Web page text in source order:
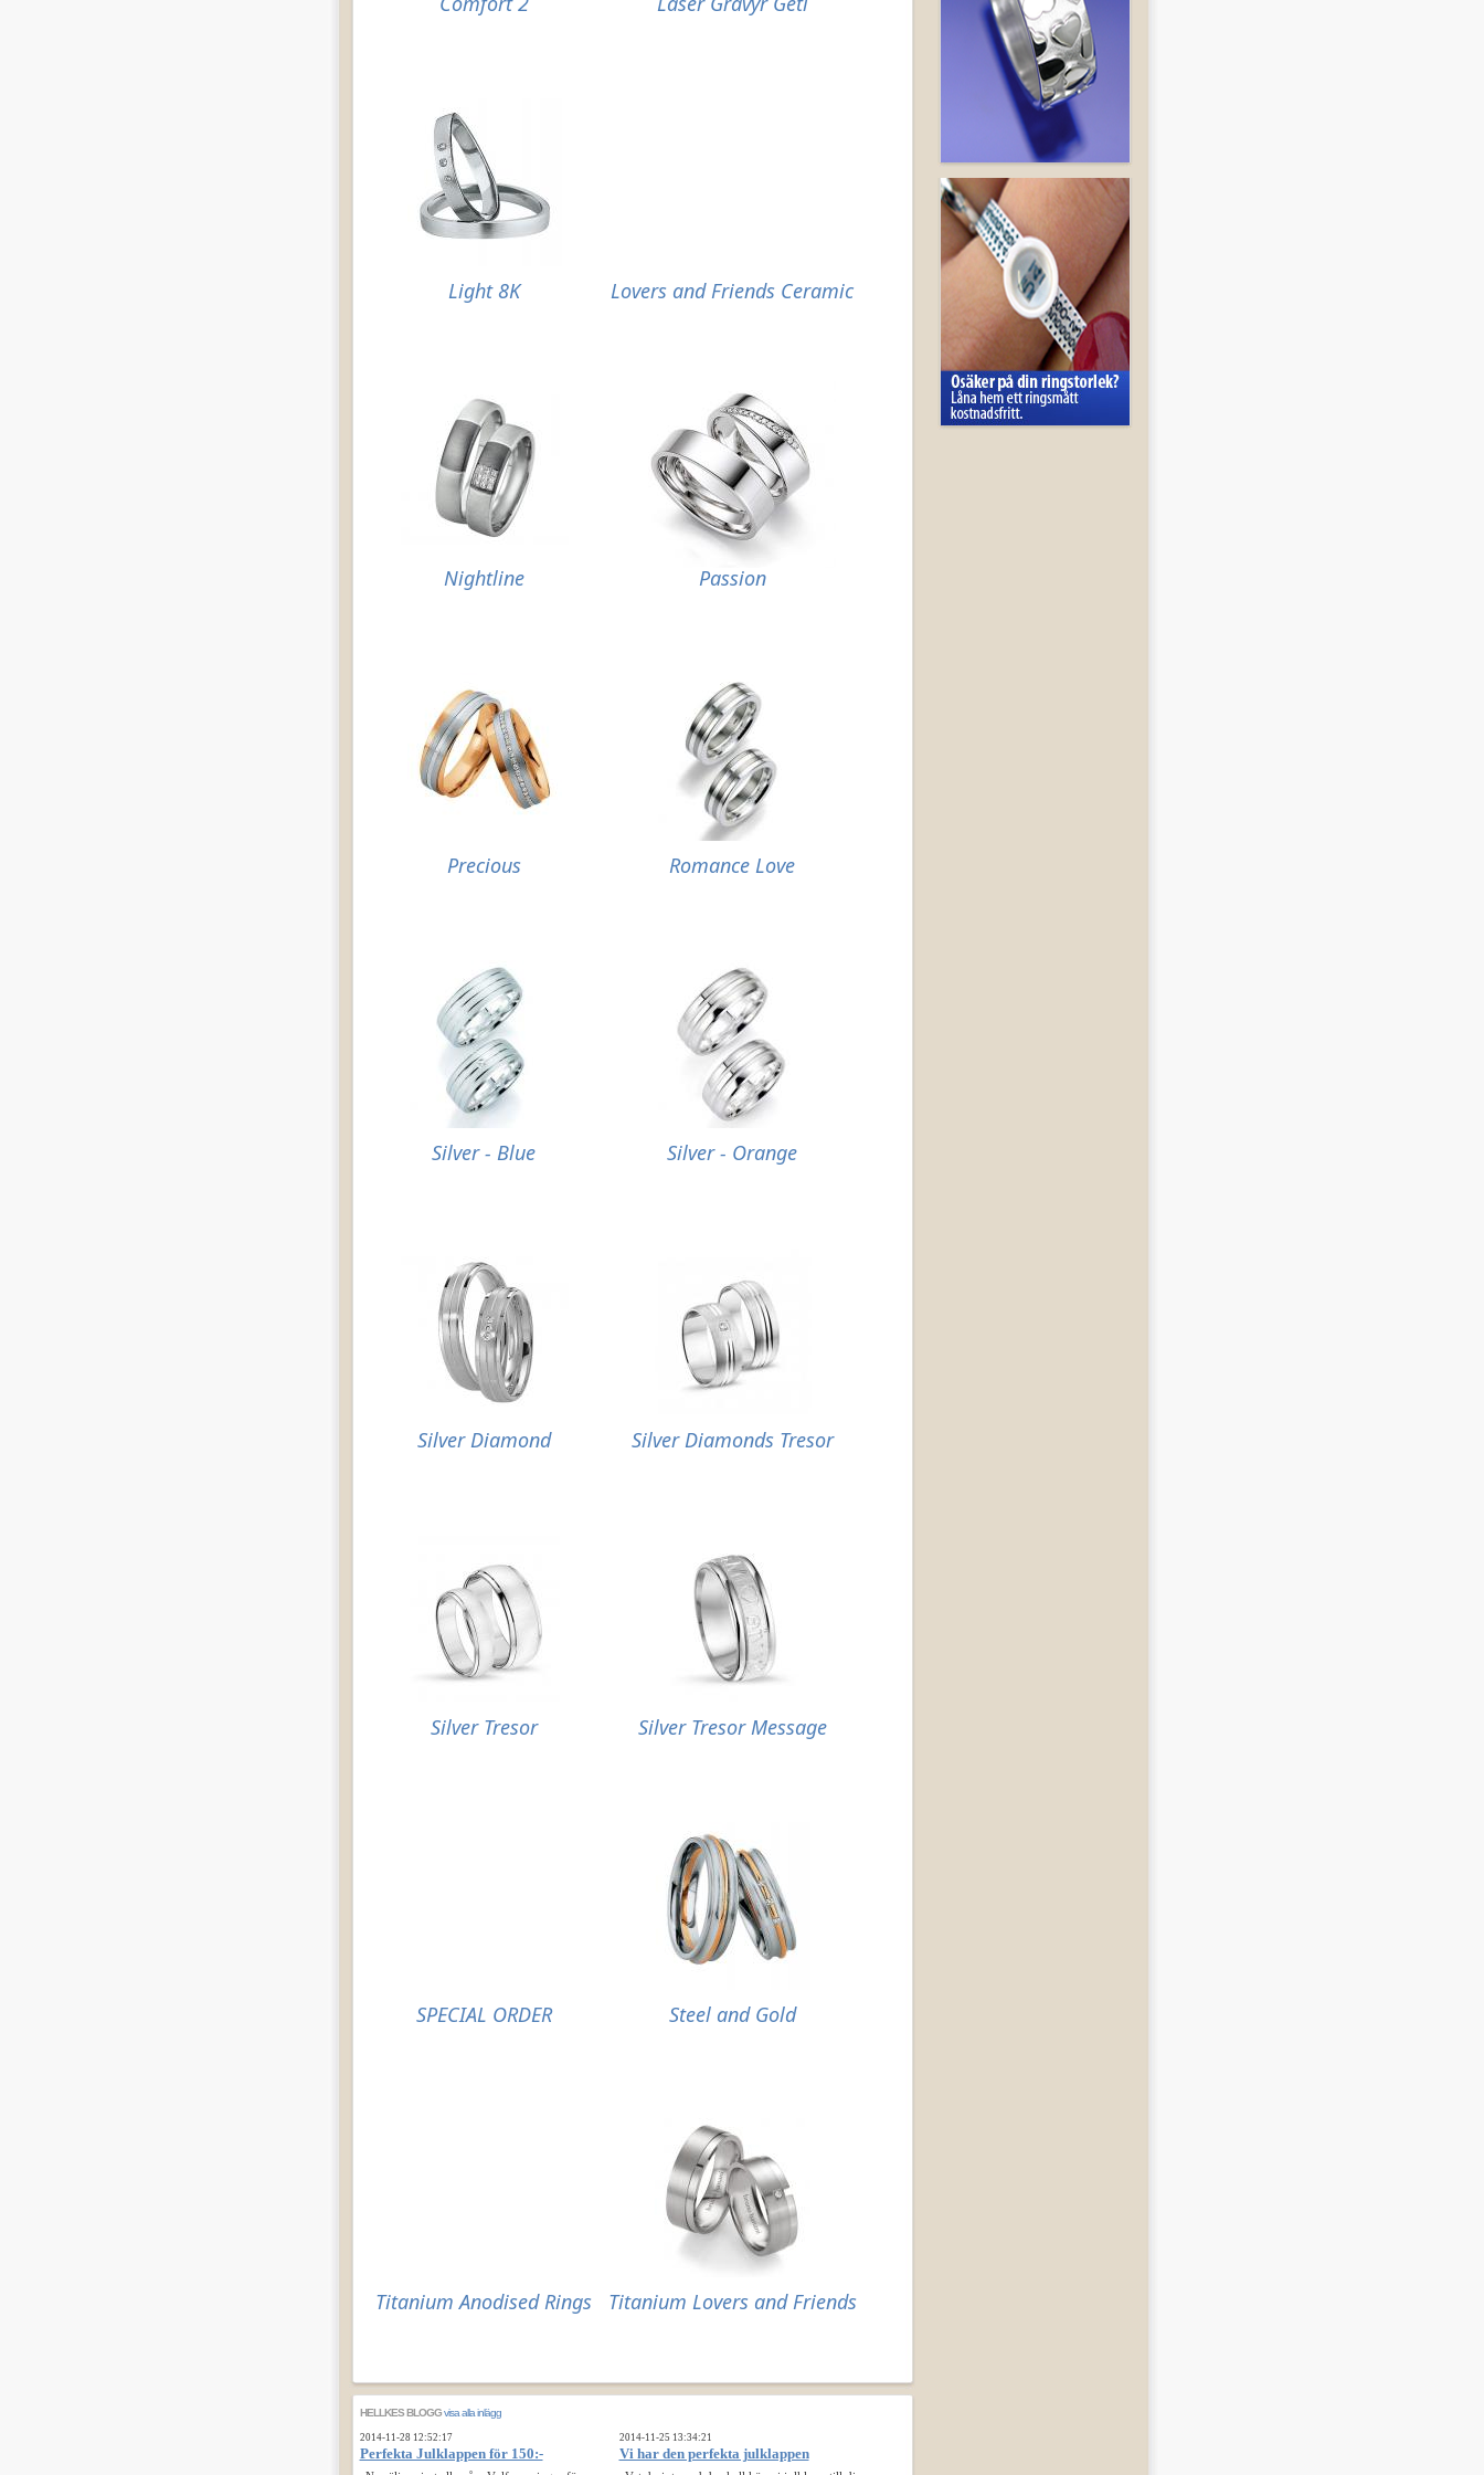
Light 8K Lovers and Friends Ceramic
Nightline Passion
Precious Romance Love
Silver - Blue Silver - Orange
Silver Diamond Silver Diamonds Tresor
Silver Tresor Silver Tresor Message
SPECIAL ORDER Steel and Gold
Titanium Anodised Rings Titanium Lovers and Friends
HELLKES BLOGGvisa alla inlägg
2014-11-28 12:52:17
Perfekta Julklappen för 150:-
2014-11-25 13:34:21
Vi har den perfekta julklappen